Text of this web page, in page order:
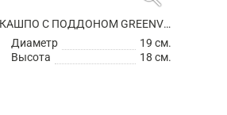
КАШПО С ПОДДОНОМ GREENVILLE ROUND LEAF GREEN
Диаметр
19 см.
Высота
18 см.